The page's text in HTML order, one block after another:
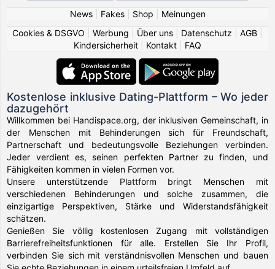
News| Fakes| Shop
Meinungen
Cookies & DSGVO
Werbung Über uns Datenschutz AGB
Kindersicherheit
Kontakt FAQ
Kostenlose inklusive Dating-Plattform – Wo jeder
dazugehört
Willkommen bei Handispace.org, der inklusiven Gemeinschaft, in
der Menschen mit Behinderungen sich für Freundschaft,
Partnerschaft und bedeutungsvolle Beziehungen verbinden.
Jeder verdient es, seinen perfekten Partner zu finden, und
Fähigkeiten kommen in vielen Formen vor.
Unsere unterstützende Plattform bringt Menschen mit
verschiedenen Behinderungen und solche zusammen, die
einzigartige Perspektiven, Stärke und Widerstandsfähigkeit
schätzen.
Genießen Sie völlig kostenlosen Zugang mit vollständigen
Barrierefreiheitsfunktionen für alle. Erstellen Sie Ihr Profil,
verbinden Sie sich mit verständnisvollen Menschen und bauen